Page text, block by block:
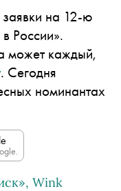
на 12-ю
России».
может каждый,
. Сегодня
номинантах
Wink